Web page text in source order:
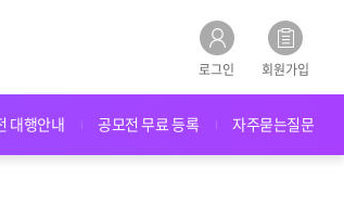
로그인 회원가입
대행안내 공모전 무료 등록 자주묻는질문